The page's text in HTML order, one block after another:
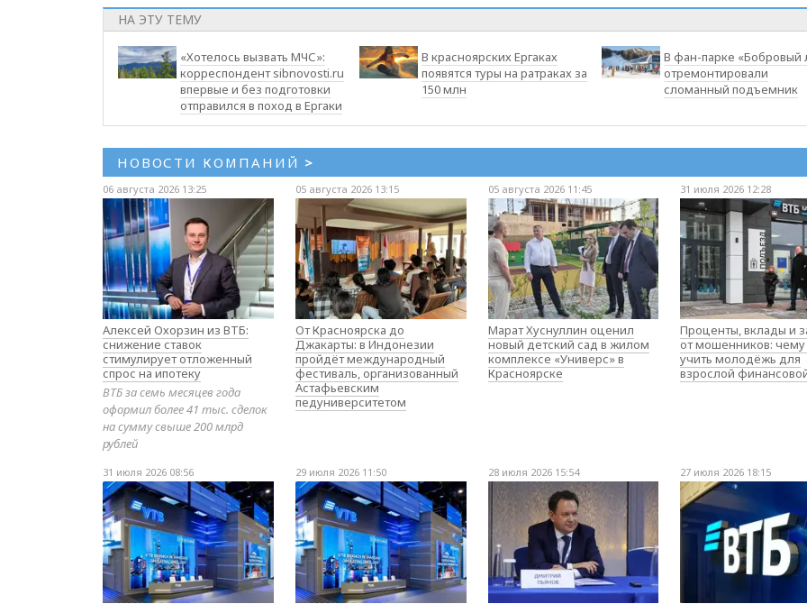
НА ЭТУ ТЕМУ
«Хотелось вызвать МЧС»:
корреспондент sibnovosti.ru
впервые и без подготовки
отправился в поход в Ергаки
В красноярских Ергаках
появятся туры на ратраках за
150 млн
В фан-парке «Бобровый
отремонтировали
сломанный подъемник
НОВОСТИ КОМПАНИЙ >
06 августа 2026 13:25
Алексей Охорзин из ВТБ:
снижение ставок
стимулирует отложенный
спрос на ипотеку
ВТБ за семь месяцев года
оформил более 41 тыс. сделок
на сумму свыше 200 млрд
рублей
05 августа 2026 13:15
От Красноярска до
Джакарты: в Индонезии
пройдёт международный
фестиваль, организованный
Астафьевским
педуниверситетом
05 августа 2026 11:45
Марат Хуснуллин оценил
новый детский сад в жилом
комплексе «Универс» в
Красноярске
31 июля 2026 12:28
Проценты, вклады и
от мошенников: чему
учить молодёжь для
взрослой
31 июля 2026 08:56 29 июля 2026 11:50 28 июля 2026 15:54 27 июля 2026 18:15